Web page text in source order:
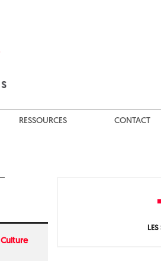
RESSOURCES CONTACT
LES